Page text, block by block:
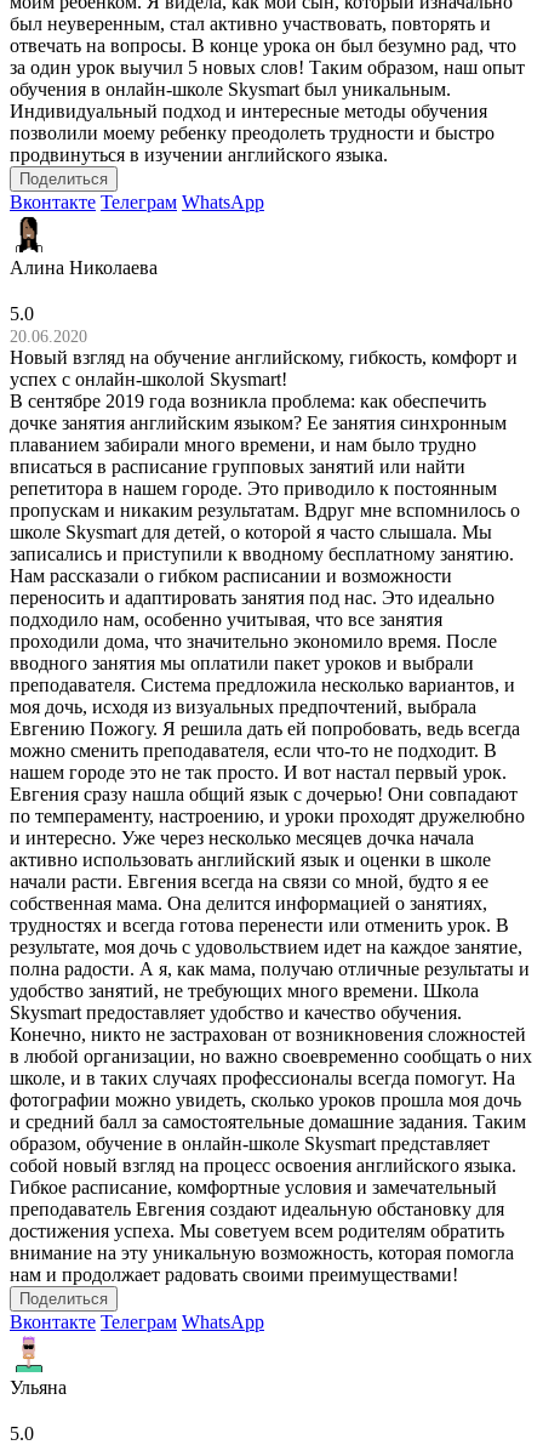
был неуверенным, стал активно участвовать, повторять и
отвечать на вопросы. В конце урока он был безумно рад, что
за один урок выучил 5 новых слов! Таким образом, наш опыт
обучения в онлайн-школе Skysmart был уникальным.
Индивидуальный подход и интересные методы обучения
позволили моему ребенку преодолеть трудности и быстро
продвинуться в изучении английского языка.
Поделиться
Вконтакте Телеграм WhatsApp
Алина Николаева
5.0
20.06.2020
Новый взгляд на обучение английскому, гибкость, комфорт и
успех с онлайн-школой Skysmart!
В сентябре 2019 года возникла проблема: как обеспечить
дочке занятия английским языком? Ее занятия синхронным
плаванием забирали много времени, и нам было трудно
вписаться в расписание групповых занятий или найти
репетитора в нашем городе. Это приводило к постоянным
пропускам и никаким результатам. Вдруг мне вспомнилось о
школе Skysmart для детей, о которой я часто слышала. Мы
записались и приступили к вводному бесплатному занятию.
Нам рассказали о гибком расписании и возможности
переносить и адаптировать занятия под нас. Это идеально
подходило нам, особенно учитывая, что все занятия
проходили дома, что значительно экономило время. После
вводного занятия мы оплатили пакет уроков и выбрали
преподавателя. Система предложила несколько вариантов, и
моя дочь, исходя из визуальных предпочтений, выбрала
Евгению Пожогу. Я решила дать ей попробовать, ведь всегда
можно сменить преподавателя, если что-то не подходит. В
нашем городе это не так просто. И вот настал первый урок.
Евгения сразу нашла общий язык с дочерью! Они совпадают
по темпераменту, настроению, и уроки проходят дружелюбно
и интересно. Уже через несколько месяцев дочка начала
активно использовать английский язык и оценки в школе
начали расти. Евгения всегда на связи со мной, будто я ее
собственная мама. Она делится информацией о занятиях,
трудностях и всегда готова перенести или отменить урок. В
результате, моя дочь с удовольствием идет на каждое занятие,
полна радости. А я, как мама, получаю отличные результаты и
удобство занятий, не требующих много времени. Школа
Skysmart предоставляет удобство и качество обучения.
Конечно, никто не застрахован от возникновения сложностей
в любой организации, но важно своевременно сообщать о них
школе, и в таких случаях профессионалы всегда помогут. На
фотографии можно увидеть, сколько уроков прошла моя дочь
и средний балл за самостоятельные домашние задания. Таким
образом, обучение в онлайн-школе Skysmart представляет
собой новый взгляд на процесс освоения английского языка.
Гибкое расписание, комфортные условия и замечательный
преподаватель Евгения создают идеальную обстановку для
достижения успеха. Мы советуем всем родителям обратить
внимание на эту уникальную возможность, которая помогла
нам и продолжает радовать своими преимуществами!
Поделиться
Вконтакте Телеграм WhatsApp
Ульяна
5.0